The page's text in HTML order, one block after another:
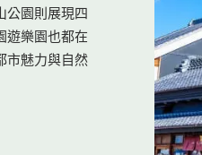
公園則展現四
遊樂園也都在
市魅力與自然